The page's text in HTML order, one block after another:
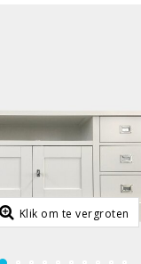
Klik om te vergroten